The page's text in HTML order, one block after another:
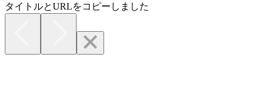
タイトルとURLをコピーしました